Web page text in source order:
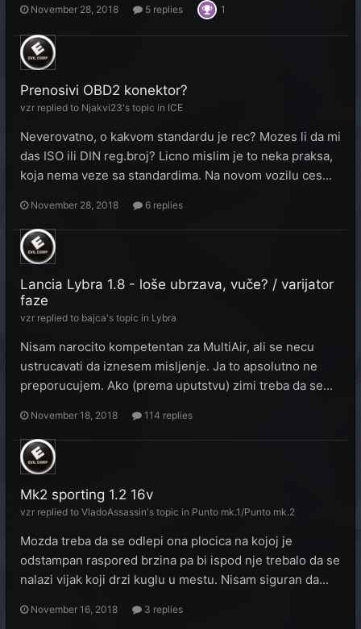
November 28, 2018 5 replies 1
Prenosivi OBD2 konektor?
vzr replied to Njakvi23's topic in ICE
Neverovatno, o kakvom standardu je rec? Mozes li da mi
das ISO ili DIN reg.broj? Licno mislim je to neka praksa,
koja nema veze sa standardima. Na novom vozilu ces...
November 28, 2018 6 replies
Lancia Lybra 1.8 - loše ubrzava, vuče? / varijator
faze
vzr replied to bajca's topic in Lybra
Nisam narocito kompetentan za MultiAir, ali se necu
ustrucavati da iznesem misljenje. Ja to apsolutno ne
preporucujem. Ako (prema uputstvu) zimi treba da se...
November 18, 2018 114 replies
Mk2 sporting 1.2 16v
vzr replied to VladoAssassin's topic in Punto mk.1/Punto mk.2
Mozda treba da se odlepi ona plocica na kojoj je
odstampan raspored brzina pa bi ispod nje trebalo da se
nalazi vijak koji drzi kuglu u mestu. Nisam siguran da...
November 16, 2018 3 replies